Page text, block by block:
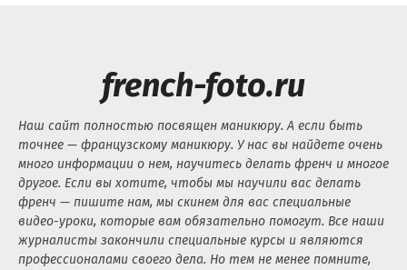
french-foto.ru
Наш сайт полностью посвящен маникюру. А если быть
точнее — французскому маникюру. У нас вы найдете очень
много информации о нем, научитесь делать френч и многое
другое. Если вы хотите, чтобы мы научили вас делать
френч — пишите нам, мы скинем для вас специальные
видео-уроки, которые вам обязательно помогут. Все наши
журналисты закончили специальные курсы и являются
профессионалами своего дела. Но тем не менее помните,